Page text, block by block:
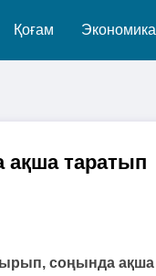
Қоғам Экономика
ақша таратып
соңында ақша